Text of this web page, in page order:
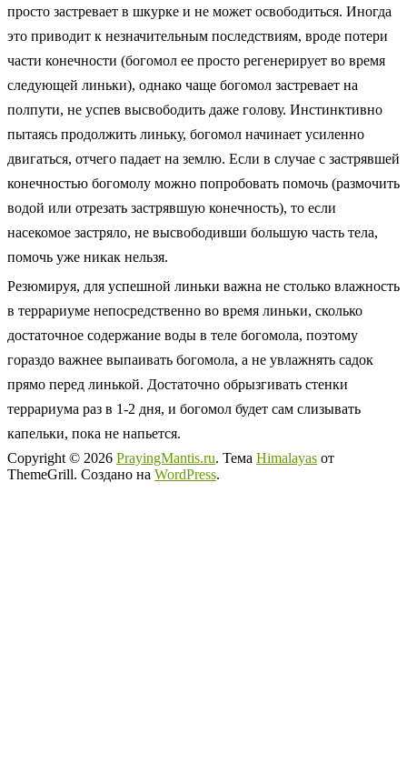
просто застревает в шкурке и не может освободиться. Иногда
это приводит к незначительным последствиям, вроде потери
части конечности (богомол ее просто регенерирует во время
следующей линьки), однако чаще богомол застревает на
полпути, не успев высвободить даже голову. Инстинктивно
пытаясь продолжить линьку, богомол начинает усиленно
двигаться, отчего падает на землю. Если в случае с застрявшей
конечностью богомолу можно попробовать помочь (размочить
водой или отрезать застрявшую конечность), то если
насекомое застряло, не высвободивши большую часть тела,
помочь уже никак нельзя.
Резюмируя, для успешной линьки важна не столько влажность
в террариуме непосредственно во время линьки, сколько
достаточное содержание воды в теле богомола, поэтому
гораздо важнее выпаивать богомола, а не увлажнять садок
прямо перед линькой. Достаточно обрызгивать стенки
террариума раз в 1-2 дня, и богомол будет сам слизывать
капельки, пока не напьется.
Copyright © 2026 PrayingMantis.ru. Тема Himalayas от
ThemeGrill. Создано на WordPress.